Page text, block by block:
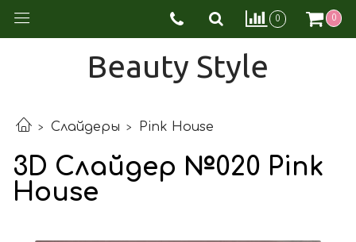
0 0
Beauty Style
Слайдеры Pink House
3D Слайдер №020 Pink
House